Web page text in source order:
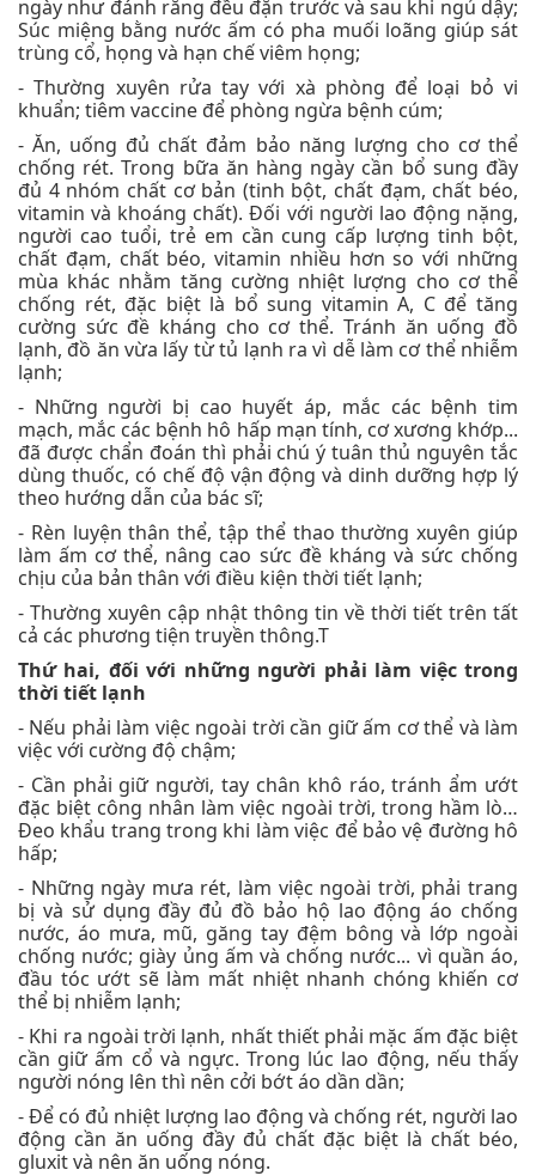
ngày như đánh răng đều đặn trước và sau khi ngủ dậy;
Súc miệng bằng nước ấm có pha muối loãng giúp sát
trùng cổ, họng và hạn chế viêm họng;
- Thường xuyên rửa tay với xà phòng để loại bỏ vi
khuẩn; tiêm vaccine để phòng ngừa bệnh cúm;
- Ăn, uống đủ chất đảm bảo năng lượng cho cơ thể
chống rét. Trong bữa ăn hàng ngày cần bổ sung đầy
đủ 4 nhóm chất cơ bản (tinh bột, chất đạm, chất béo,
vitamin và khoáng chất). Đối với người lao động nặng,
người cao tuổi, trẻ em cần cung cấp lượng tinh bột,
chất đạm, chất béo, vitamin nhiều hơn so với những
mùa khác nhằm tăng cường nhiệt lượng cho cơ thể
chống rét, đặc biệt là bổ sung vitamin A, C để tăng
cường sức đề kháng cho cơ thể. Tránh ăn uống đồ
lạnh, đồ ăn vừa lấy từ tủ lạnh ra vì dễ làm cơ thể nhiễm
lạnh;
- Những người bị cao huyết áp, mắc các bệnh tim
mạch, mắc các bệnh hô hấp mạn tính, cơ xương khớp...
đã được chẩn đoán thì phải chú ý tuân thủ nguyên tắc
dùng thuốc, có chế độ vận động và dinh dưỡng hợp lý
theo hướng dẫn của bác sĩ;
- Rèn luyện thân thể, tập thể thao thường xuyên giúp
làm ấm cơ thể, nâng cao sức đề kháng và sức chống
chịu của bản thân với điều kiện thời tiết lạnh;
- Thường xuyên cập nhật thông tin về thời tiết trên tất
cả các phương tiện truyền thông.T
Thứ hai, đối với những người phải làm việc trong
thời tiết lạnh
- Nếu phải làm việc ngoài trời cần giữ ấm cơ thể và làm
việc với cường độ chậm;
- Cần phải giữ người, tay chân khô ráo, tránh ẩm ướt
đặc biệt công nhân làm việc ngoài trời, trong hầm lò…
Đeo khẩu trang trong khi làm việc để bảo vệ đường hô
hấp;
- Những ngày mưa rét, làm việc ngoài trời, phải trang
bị và sử dụng đầy đủ đồ bảo hộ lao động áo chống
nước, áo mưa, mũ, găng tay đệm bông và lớp ngoài
chống nước; giày ủng ấm và chống nước... vì quần áo,
đầu tóc ướt sẽ làm mất nhiệt nhanh chóng khiến cơ
thể bị nhiễm lạnh;
- Khi ra ngoài trời lạnh, nhất thiết phải mặc ấm đặc biệt
cần giữ ấm cổ và ngực. Trong lúc lao động, nếu thấy
người nóng lên thì nên cởi bớt áo dần dần;
- Để có đủ nhiệt lượng lao động và chống rét, người lao
động cần ăn uống đầy đủ chất đặc biệt là chất béo,
gluxit và nên ăn uống nóng.